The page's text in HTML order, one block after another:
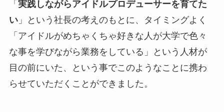
「 実践しながらアイドルプロデューサーを育てた
い」という社長の考えのもとに、タイミングよく
「アイドルがめちゃくちゃ好きな人が大学で色々
な事を学びながら業務をしている」という人材が
目の前にいた、という事でこのようなことに携わ
らせていただくことができました。